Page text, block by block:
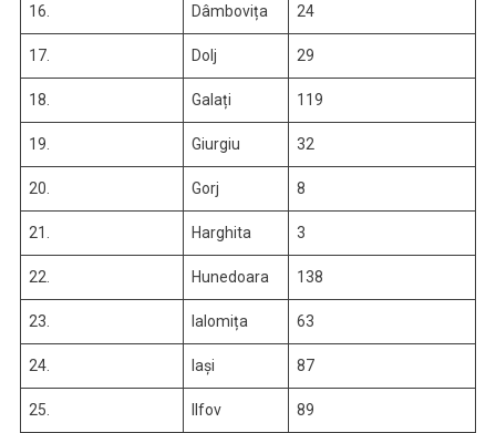
16. Dâmbovița 24
17. Dolj 29
18. Galați 119
19. Giurgiu 32
20. Gorj 8
21. Harghita 3
22. Hunedoara 138
23. Ialomița 63
24. Iași 87
25. Ilfov 89